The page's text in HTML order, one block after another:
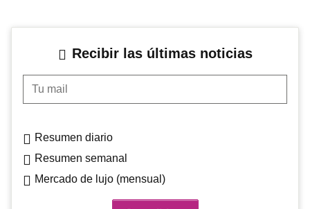
Recibir las últimas noticias
Tu mail
Resumen diario
Resumen semanal
Mercado de lujo (mensual)